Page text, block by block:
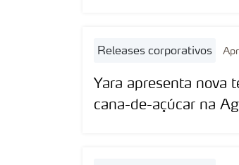
releases corporativos
Yara apresenta nova
cana-de-açúcar na